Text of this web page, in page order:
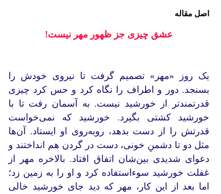
اصل مقاله
عشق چیزی جز ظهور مهر نیست!
یک روز «مهر» تصمیم گرفت تا نیروی خودش را
بسنجد. دور و اطراف را نگاه کرد و حس کرد چیزی
قدرتمندتر از خورشید نیست. به آسمان رفت تا با
خورشید کشتی بگیرد. خورشید که نمی‌خواست
قدرتش را از دست بدهد، روبه‌روی او ایستاد. آن‌ها
مثل دو تا دشمنِ خونی، دست در گردن هم انداختند و
دعوای شدیدی بین‌شان اتفاق افتاد. بالاخره مهر از
غفلت خورشید سوءاستفاده کرد و او را به زمین زد؛
اما بعد از این کار، مهر که دید جای خورشید خالی